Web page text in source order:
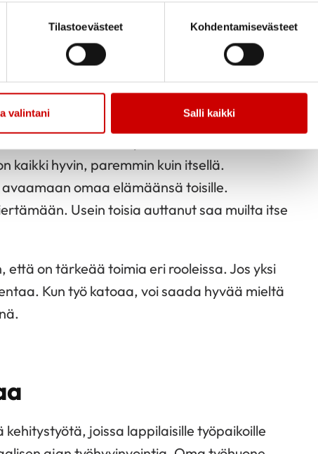
Tilastoevästeet Kohdentamisevästeet
valintani Salli kaikki
ongelmiamme.
ympyrässä ja saisimme heittää
takaisin, niin kiintyneitä olemme niihin.
kaikki hyvin, paremmin kuin itsellä.
omaa elämäänsä toisille.
Usein toisia auttanut saa muilta itse
on tärkeää toimia eri rooleissa. Jos yksi
Kun työ katoaa, voi saada hyvää mieltä
joissa lappilaisille työpaikoille